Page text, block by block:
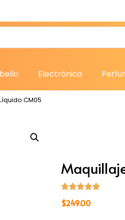
Electrónica
CM05
$249.00